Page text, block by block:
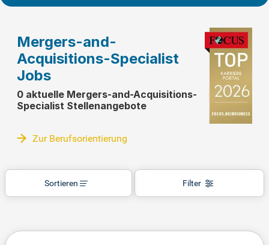
Mergers-and-
Acquisitions-Specialist
Jobs
0 aktuelle Mergers-and-Acquisitions-
Specialist Stellenangebote
Zur Berufsorientierung
Filter
Sortieren